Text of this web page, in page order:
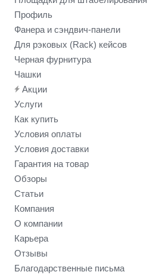
Профиль
Фанера и сэндвич-панели
Для рэковых (Rack) кейсов
Черная фурнитура
Чашки
Акции
Услуги
Как купить
Условия оплаты
Условия доставки
Гарантия на товар
Обзоры
Статьи
Компания
О компании
Карьера
Отзывы
Благодарственные письма